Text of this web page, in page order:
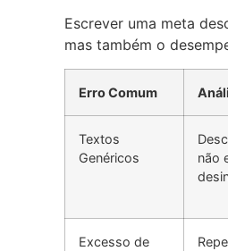
Escrever uma meta
mas também o
Erro Comum
Textos
Genéricos
não
Excesso de